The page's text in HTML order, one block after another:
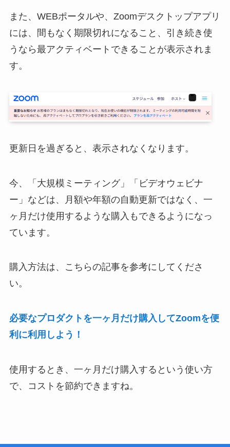
また、WEBポータルや、Zoomデスクトップアプリ
には、間もなく期限切れになること、引き続き使
うなら最アクティベートできることが表示されま
す。
更新日を過ぎると、表示されなくなります。
今、「大規模ミーティング」「ビデオウェビナ
ー」などは、月額や年額の自動更新ではなく、一
ヶ月だけ使用するような購入もできるようになっ
ています。
購入方法は、こちらの記事を参考にしてくださ
い。
必要なプロダクトを一ヶ月だけ購入してZoomを便
利に利用しよう！
使用するとき、一ヶ月だけ購入するという使い方
で、コストを節約できますね。